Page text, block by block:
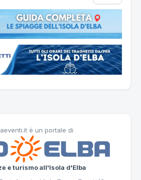
è un portale di
e turismo all'Isola d'Elba